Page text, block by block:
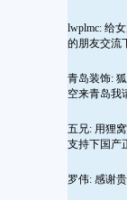
lwplmc: 给
的朋友交流
青岛装饰:
空来青岛我
五兄: 用狸
支持下国产
罗伟: 感谢